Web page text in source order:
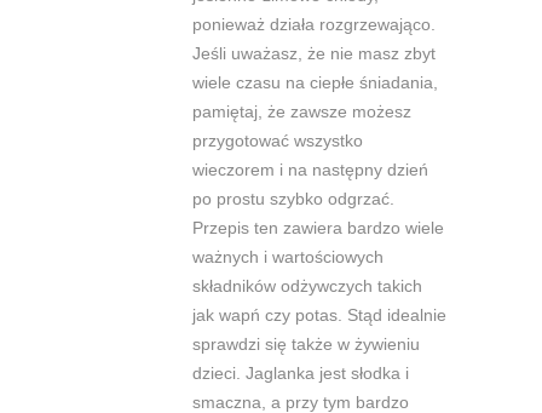
ponieważ działa rozgrzewająco.
Jeśli uważasz, że nie masz zbyt
wiele czasu na ciepłe śniadania,
pamiętaj, że zawsze możesz
przygotować wszystko
wieczorem i na następny dzień
po prostu szybko odgrzać.
Przepis ten zawiera bardzo wiele
ważnych i wartościowych
składników odżywczych takich
jak wapń czy potas. Stąd idealnie
sprawdzi się także w żywieniu
dzieci. Jaglanka jest słodka i
smaczna, a przy tym bardzo